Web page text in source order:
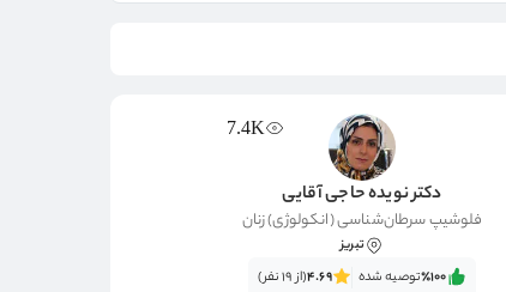
7.4K
دکتر نویده حاجی آقایی
فلوشیپ سرطان‌شناسی (انکولوژی) زنان
تبریز
٪100‌‌‌توصیه شده 4.69(از 19 نفر)